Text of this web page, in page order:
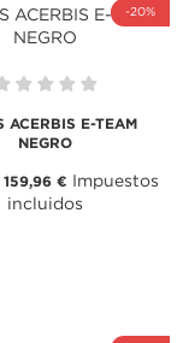
-20%
ACERBIS E-TEAM
NEGRO
159,96 € Impuestos
incluidos